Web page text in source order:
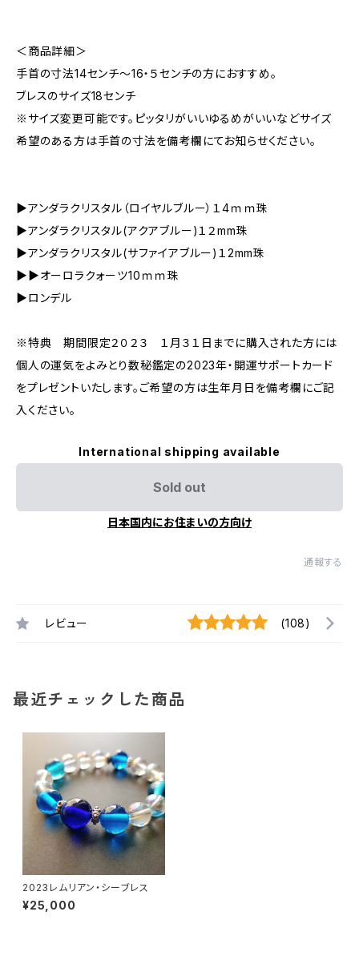
＜商品詳細＞
手首の寸法14センチ～16・５センチの方におすすめ。
ブレスのサイズ18センチ
※サイズ変更可能です。ピッタリがいいゆるめがいいなどサイズ
希望のある方は手首の寸法を備考欄にてお知らせください。
▶アンダラクリスタル（ロイヤルブルー）１4ｍｍ珠
▶アンダラクリスタル(アクアブルー)１２mm珠
▶アンダラクリスタル(サファイアブルー)１2mm珠
▶▶オーロラクォーツ10ｍｍ珠
▶ロンデル
※特典 期間限定２０２３ １月３１日までに購入された方には
個人の運気をよみとり数秘鑑定の2023年・開運サポートカード
をプレゼントいたします。ご希望の方は生年月日を備考欄にご記
入ください。
International shipping available
Sold out
日本国内にお住まいの方向け
通報する
レビュー (108)
最近チェックした商品
2023レムリアン・シーブレス
¥25,000